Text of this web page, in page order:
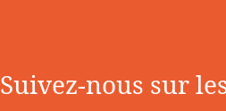
Suivez-nous sur